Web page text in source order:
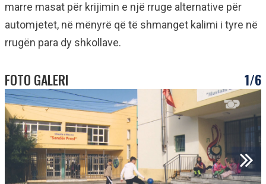
marre masat për krijimin e një rruge alternative për
automjetet, në mënyrë që të shmanget kalimi i tyre në
rrugën para dy shkollave.
FOTO GALERI 1/6